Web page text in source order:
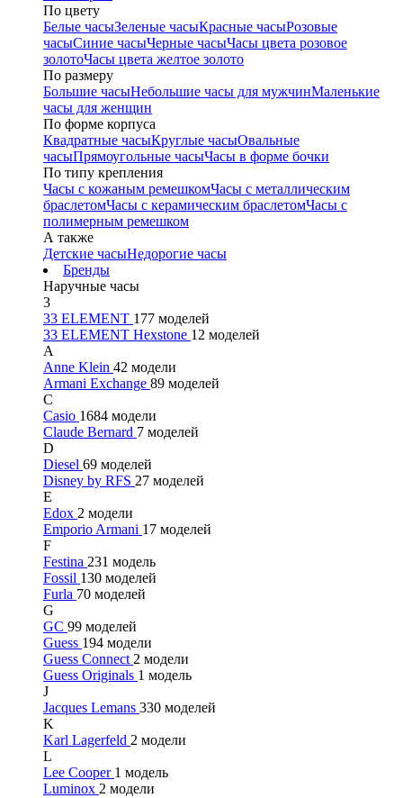
По цвету
Белые часыЗеленые часыКрасные часыРозовые
часыСиние часыЧерные часыЧасы цвета розовое
золотоЧасы цвета желтое золото
По размеру
Большие часыНебольшие часы для мужчинМаленькие
часы для женщин
По форме корпуса
Квадратные часыКруглые часыОвальные
часыПрямоугольные часыЧасы в форме бочки
По типу крепления
Часы с кожаным ремешкомЧасы с металлическим
браслетомЧасы с керамическим браслетомЧасы с
полимерным ремешком
А также
Детские часыНедорогие часы
Бренды
Наручные часы
3
33 ELEMENT 177 моделей
33 ELEMENT Hexstone 12 моделей
A
Anne Klein 42 модели
Armani Exchange 89 моделей
C
Casio 1684 модели
Claude Bernard 7 моделей
D
Diesel 69 моделей
Disney by RFS 27 моделей
E
Edox 2 модели
Emporio Armani 17 моделей
F
Festina 231 модель
Fossil 130 моделей
Furla 70 моделей
G
GC 99 моделей
Guess 194 модели
Guess Connect 2 модели
Guess Originals 1 модель
J
Jacques Lemans 330 моделей
K
Karl Lagerfeld 2 модели
L
Lee Cooper 1 модель
Luminox 2 модели